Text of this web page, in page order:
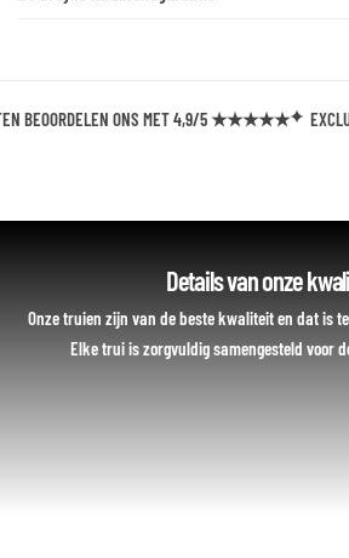
BEOORDELEN ONS MET 4,9/5 ★★★★★
Details van onze
Onze truien zijn van de beste kwaliteit en dat is
Elke trui is zorgvuldig samengesteld voor